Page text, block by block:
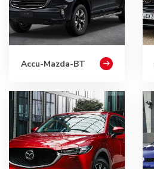
Accu-Mazda-BT